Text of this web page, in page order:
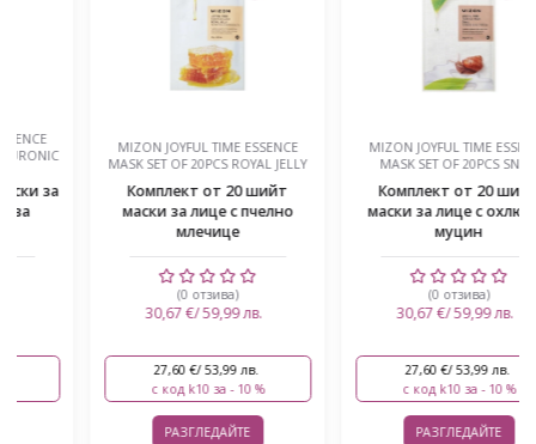
MIZON JOYFUL TIME ESSENCE
MASK SET OF 20PCS ROYAL JELLY
Комплект от 20 шийт
маски за лице с пчелно
30,67 €/ 59,99 лв.
27,60 €/ 53,99 лв.
с код k10 за - 10 %
РАЗГЛЕДАЙТЕ
MIZON JOYFUL TIME ESSENCE
MASK SET OF 20PCS SNAIL
Комплект от 20 шийт
маски за лице с охлювен
30,67 €/ 59,99 лв.
27,60 €/ 53,99 лв.
с код k10 за - 10 %
РАЗГЛЕДАЙТЕ